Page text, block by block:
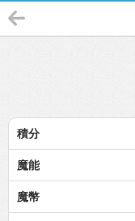
積分
魔能
魔幣